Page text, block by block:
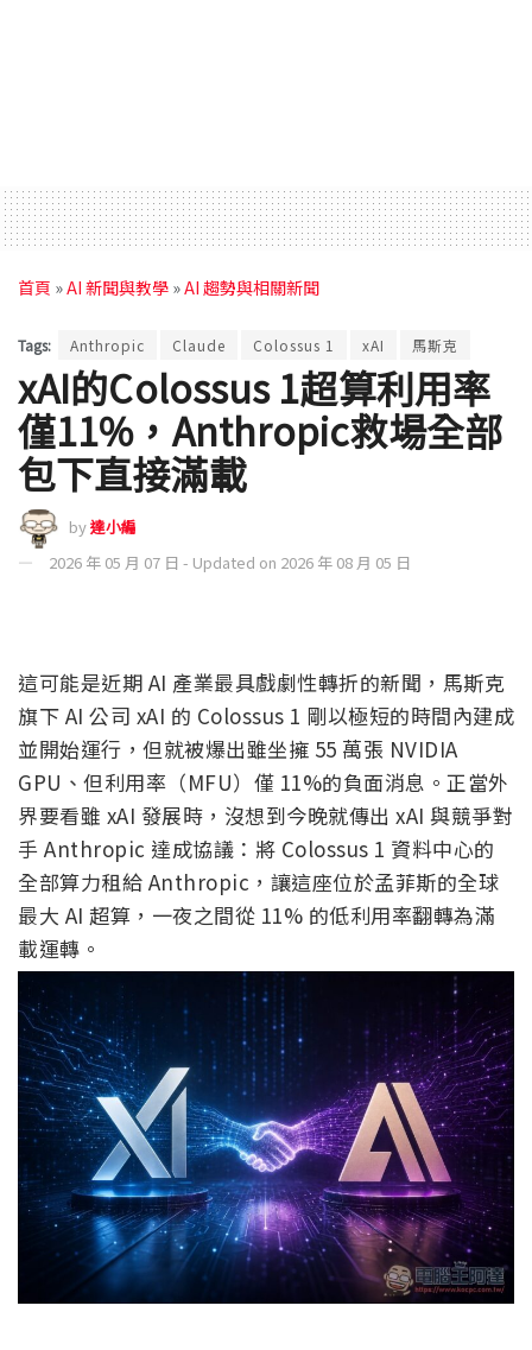
首頁 »AI 新聞與教學 »AI 趨勢與相關新聞
Tags: Anthropic Claude Colossus 1 xAI 馬斯克
xAI的Colossus 1超算利用率
僅11%，Anthropic救場全部
包下直接滿載
by達小編
2026 年 05 月 07 日 - Updated on 2026 年 08 月 05 日
這可能是近期 AI 產業最具戲劇性轉折的新聞，馬斯克
旗下 AI 公司 xAI 的 Colossus 1 剛以極短的時間內建成
並開始運行，但就被爆出雖坐擁 55 萬張 NVIDIA
GPU、但利用率（MFU）僅 11%的負面消息。正當外
界要看雖 xAI 發展時，沒想到今晚就傳出 xAI 與競爭對
手 Anthropic 達成協議：將 Colossus 1 資料中心的
全部算力租給 Anthropic，讓這座位於孟菲斯的全球
最大 AI 超算，一夜之間從 11% 的低利用率翻轉為滿
載運轉。